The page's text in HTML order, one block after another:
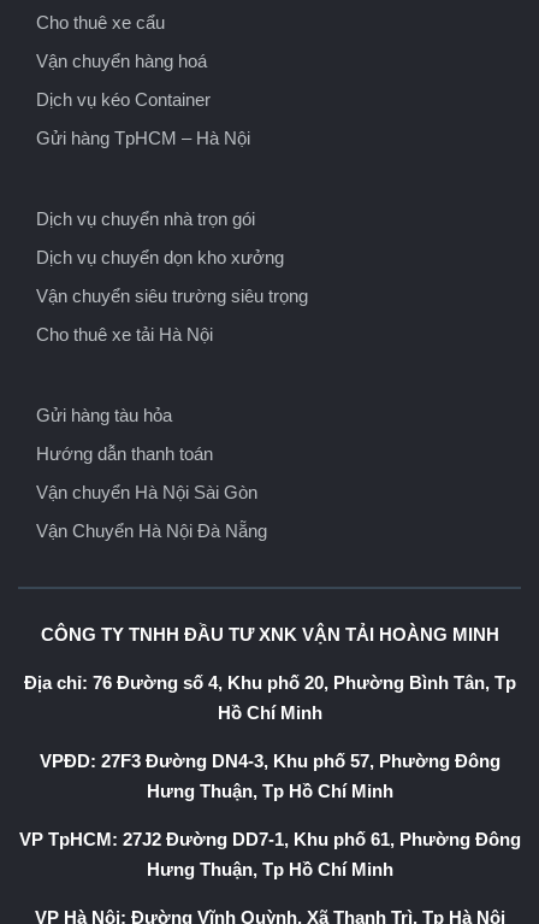
Cho thuê xe cẩu
Vận chuyển hàng hoá
Dịch vụ kéo Container
Gửi hàng TpHCM – Hà Nội
Dịch vụ chuyển nhà trọn gói
Dịch vụ chuyển dọn kho xưởng
Vận chuyển siêu trường siêu trọng
Cho thuê xe tải Hà Nội
Gửi hàng tàu hỏa
Hướng dẫn thanh toán
Vận chuyển Hà Nội Sài Gòn
Vận Chuyển Hà Nội Đà Nẵng
CÔNG TY TNHH ĐẦU TƯ XNK VẬN TẢI HOÀNG MINH
Địa chỉ: 76 Đường số 4, Khu phố 20, Phường Bình Tân, Tp
Hồ Chí Minh
VPĐD: 27F3 Đường DN4-3, Khu phố 57, Phường Đông
Hưng Thuận, Tp Hồ Chí Minh
VP TpHCM: 27J2 Đường DD7-1, Khu phố 61, Phường Đông
Hưng Thuận, Tp Hồ Chí Minh
VP Hà Nội: Đường Vĩnh Quỳnh, Xã Thanh Trì, Tp Hà Nội